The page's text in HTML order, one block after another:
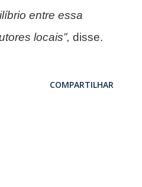
entre essa
locais”, disse.
COMPARTILHAR